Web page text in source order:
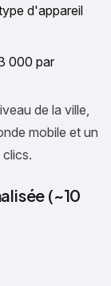
d'appareil
000 par
de la ville,
mobile et un
(~10